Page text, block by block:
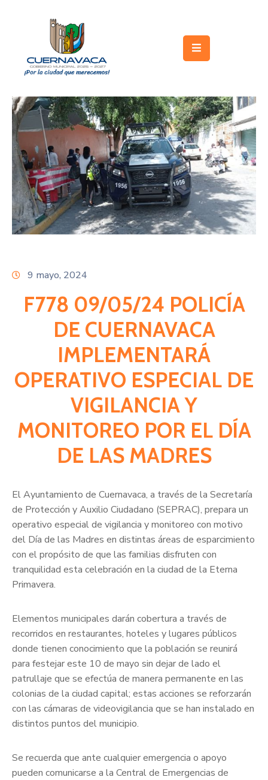
Gobierno
Turismo
Trámites
Servicios
Licitaciones
Transparencia
Citas9 mayo, 2024
F778 09/05/24 POLICÍA
DE CUERNAVACA
IMPLEMENTARÁ
OPERATIVO ESPECIAL DE
VIGILANCIA Y
MONITOREO POR EL DÍA
DE LAS MADRES
El Ayuntamiento de Cuernavaca, a través de la Secretaría
de Protección y Auxilio Ciudadano (SEPRAC), prepara un
operativo especial de vigilancia y monitoreo con motivo
del Día de las Madres en distintas áreas de esparcimiento
con el propósito de que las familias disfruten con
tranquilidad esta celebración en la ciudad de la Eterna
Primavera.
Elementos municipales darán cobertura a través de
recorridos en restaurantes, hoteles y lugares públicos
donde tienen conocimiento que la población se reunirá
para festejar este 10 de mayo sin dejar de lado el
patrullaje que se efectúa de manera permanente en las
colonias de la ciudad capital; estas acciones se reforzarán
con las cámaras de videovigilancia que se han instalado en
distintos puntos del municipio.
Se recuerda que ante cualquier emergencia o apoyo
pueden comunicarse a la Central de Emergencias de